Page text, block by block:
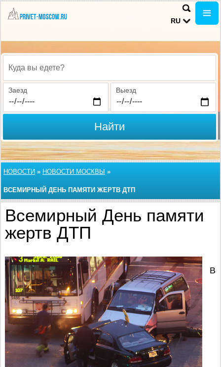
RU
Куда вы едете?
Заезд Выезд
Найти
НОВОСТИ » НОВОСТИ МОСКВЫ »
ВСЕМИРНЫЙ ДЕНЬ ПАМЯТИ ЖЕРТВ ДТП
Всемирный День памяти
жертв ДТП
В